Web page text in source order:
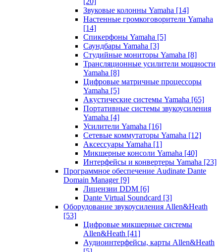
Звуковые колонны Yamaha [14]
Настенные громкоговорители Yamaha
[14]
Спикерфоны Yamaha [5]
Саундбары Yamaha [3]
Студийные мониторы Yamaha [8]
Трансляционные усилители мощности
Yamaha [8]
Цифровые матричные процессоры
Yamaha [5]
Акустические системы Yamaha [65]
Портативные системы звукоусиления
Yamaha [4]
Усилители Yamaha [16]
Сетевые коммутаторы Yamaha [12]
Аксессуары Yamaha [1]
Микшерные консоли Yamaha [40]
Интерфейсы и конвертеры Yamaha [23]
Программное обеспечение Audinate Dante
Domain Manager [9]
Лицензии DDM [6]
Dante Virtual Soundcard [3]
Оборудование звукоусиления Allen&Heath
[53]
Цифровые микшерные системы
Allen&Heath [41]
Аудиоинтерфейсы, карты Allen&Heath